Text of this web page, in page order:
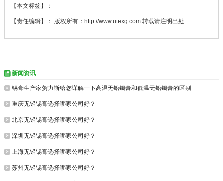
【本文标签】：
【责任编辑】： 版权所有：http://www.utexg.com 转载请注明出处
新闻资讯
 锡膏生产家​贺力斯给您详解一下高温无铅锡膏和低温无铅锡膏的区别
 重庆无铅锡膏选择哪家公司好？
 北京无铅锡膏选择哪家公司好？
 深圳无铅锡膏选择哪家公司好？
 上海无铅锡膏选择哪家公司好？
 苏州无铅锡膏选择哪家公司好？